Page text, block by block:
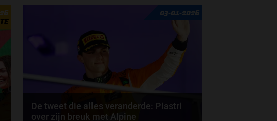
03-01-2026
De tweet die alles veranderde: Piastri
over zijn breuk met Alpine